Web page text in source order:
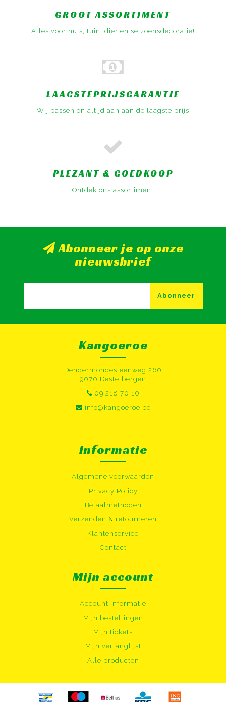
GROOT ASSORTIMENT
Alles voor huis, tuin, dier en seizoensdecoratie!
LAAGSTEPRIJSGARANTIE
Wij passen on altijd aan aan de laagste prijs
PLEZANT & GOEDKOOP
Ontdek ons assortiment
Abonneer je op onze
nieuwsbrief
Abonneer
Kangoeroe
Dendermondesteenweg 260
9070 Destelbergen
09 218 70 10
info@kangoeroe.be
Informatie
Algemene voorwaarden
Privacy Policy
Betaalmethoden
Verzenden & retourneren
Klantenservice
Contact
Mijn account
Account informatie
Mijn bestellingen
Mijn tickets
Mijn verlanglijst
Alle producten